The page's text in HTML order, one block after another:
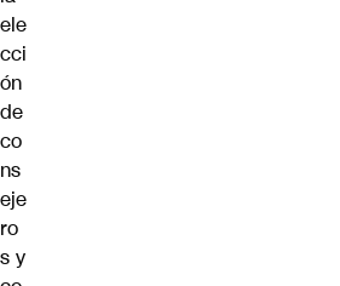
ele
cci
ón
de
co
ns
eje
ro
s y